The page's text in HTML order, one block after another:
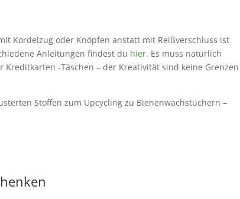
Kordelzug oder Knöpfen anstatt mit Reißverschluss ist
Anleitungen findest du hier. Es muss natürlich
Kreditkarten -Täschen – der Kreativität sind keine Grenzen
Stoffen zum Upcycling zu Bienenwachstüchern –